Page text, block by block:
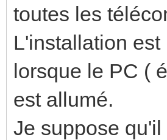
toutes les
L'installation
lorsque le PC (
est allumé.
Je suppose